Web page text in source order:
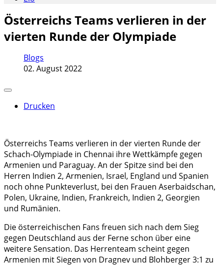
Österreichs Teams verlieren in der
vierten Runde der Olympiade
Blogs
02. August 2022
Drucken
Österreichs Teams verlieren in der vierten Runde der
Schach-Olympiade in Chennai ihre Wettkämpfe gegen
Armenien und Paraguay. An der Spitze sind bei den
Herren Indien 2, Armenien, Israel, England und Spanien
noch ohne Punkteverlust, bei den Frauen Aserbaidschan,
Polen, Ukraine, Indien, Frankreich, Indien 2, Georgien
und Rumänien.
Die österreichischen Fans freuen sich nach dem Sieg
gegen Deutschland aus der Ferne schon über eine
weitere Sensation. Das Herrenteam scheint gegen
Armenien mit Siegen von Dragnev und Blohberger 3:1 zu